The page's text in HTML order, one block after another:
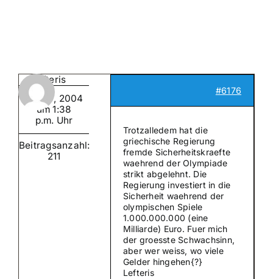
Mein
lefteris
Juli 10, 2004
um 1:38
p.m. Uhr
Beitragsanzahl:
211
#6176
Trotzalledem hat die
griechische Regierung
fremde Sicherheitskraefte
waehrend der Olympiade
strikt abgelehnt. Die
Regierung investiert in die
Sicherheit waehrend der
olympischen Spiele
1.000.000.000 (eine
Milliarde) Euro. Fuer mich
der groesste Schwachsinn,
aber wer weiss, wo viele
Gelder hingehen{?}
Lefteris